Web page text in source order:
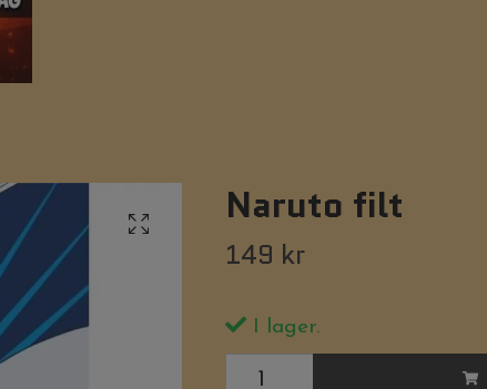
Naruto filt
149 kr
I lager.